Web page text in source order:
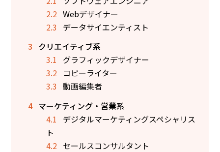
2.2 Webデザイナー
2.3 データサイエンティスト
3 クリエイティブ系
3.1
グラフィックデザイナー
3.2 コピーライター
3.3 動画編集者
4 マーケティング・営業系
4.1
デジタルマーケティングスペシャリス
ト
4.2 セールスコンサルタント